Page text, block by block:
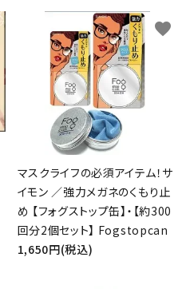
マスクライフの必須アイテム！サ
イモン ／強力メガネのくもり止
め 【フォグストップ缶】・【約300
回分2個セット】 Fogstopcan
1,650円(税込)
favorite